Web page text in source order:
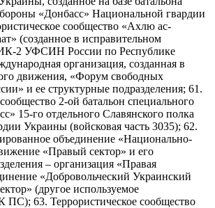
«Донбасс» Национальной гвардии
сообщество «Ахлю ас-
(созданное в исправительном
2 УФСИН России по Республике
организация, созданная в
движения, «Форум свободных
и ее структурные подразделения; 61.
2-ой батальон специального
15-го отдельного Славянского полка
Украины (войсковая часть 3035); 62.
объединение «Национально-
«Правый сектор» и его
– организация «Правая
«Добровольческий Украинский
(другое используемое
63. Террористическое сообщество